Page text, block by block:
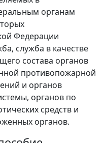
органам
Федерации
служба в качестве
состава органов
противопожарной
и органов
органов по
средств и
органов.